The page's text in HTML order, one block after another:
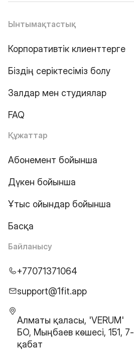
Ынтымақтастық
Корпоративтік клиенттерге
Біздің серіктесіміз болу
Залдар мен студиялар
FAQ
Құжаттар
Абонемент бойынша
Дүкен бойынша
Ұтыс ойындар бойынша
Басқа
Байланысу
+77071371064
support@1fit.app
Алматы қаласы, 'VERUM'
БО, Мыңбаев көшесі, 151, 7-
қабат